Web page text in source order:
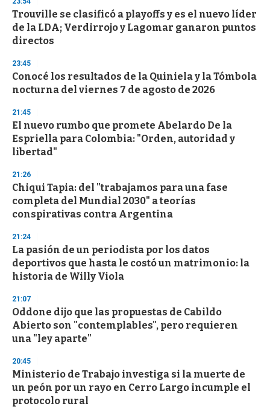
d
s
o
f
3
s
e
c
o
d
s
Trouville se clasificó a playoffs y es el nuevo líder
de la LDA; Verdirrojo y Lagomar ganaron puntos
directos
23:45
Conocé los resultados de la Quiniela y la Tómbola
nocturna del viernes 7 de agosto de 2026
21:45
El nuevo rumbo que promete Abelardo De la
Espriella para Colombia: "Orden, autoridad y
libertad"
21:26
Chiqui Tapia: del "trabajamos para una fase
completa del Mundial 2030" a teorías
conspirativas contra Argentina
21:24
La pasión de un periodista por los datos
deportivos que hasta le costó un matrimonio: la
historia de Willy Viola
21:07
Oddone dijo que las propuestas de Cabildo
Abierto son "contemplables", pero requieren
una "ley aparte"
20:45
Ministerio de Trabajo investiga si la muerte de
un peón por un rayo en Cerro Largo incumple el
protocolo rural